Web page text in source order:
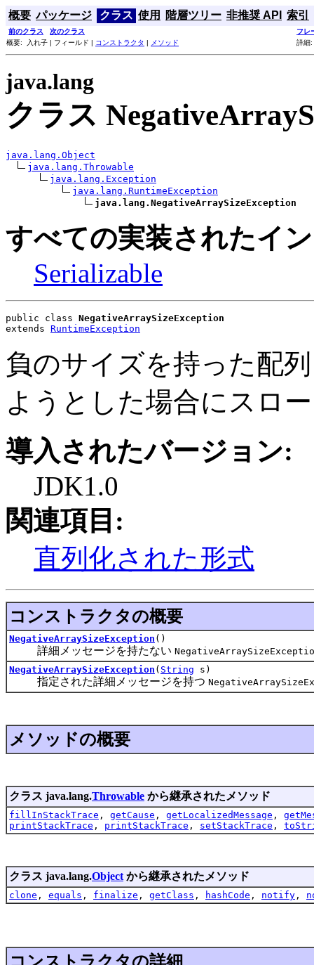
概要 パッケージ クラス 使用 階層ツリー 非推奨 API 索引
前のクラス 次のクラス
フレ
概要: 入れ子 | フィールド | コンストラクタ | メソッド 詳細
java.lang
クラス
java.lang.Object
java.lang.Throwable
java.lang.Exception
java.lang.RuntimeException
java.lang.NegativeArraySizeException
すべての実装されたイ
Serializable
public class NegativeArraySizeException
extends RuntimeException
負のサイズを持った配
ようとした場合にスロ
導入されたバージョン:
JDK1.0
関連項目:
直列化された形式
コンストラクタの概要
NegativeArraySizeException ()
詳細メッセージを持たない
NegativeArraySizeException ( String s)
指定された詳細メッセージを持つ
メソッドの概要
クラス java.lang.Throwable から継承されたメソッド
fillInStackTrace , getCause , getLocalizedMessage ,
printStackTrace , printStackTrace , setStackTrace ,
クラス java.lang.Object から継承されたメソッド
clone , equals , finalize , getClass , hashCode , notify ,